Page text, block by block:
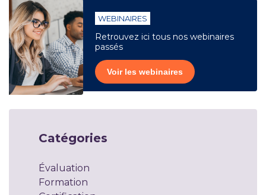
WEBINAIRES
Retrouvez ici tous nos webinaires
passés
Voir les webinaires
Catégories
Évaluation
Formation